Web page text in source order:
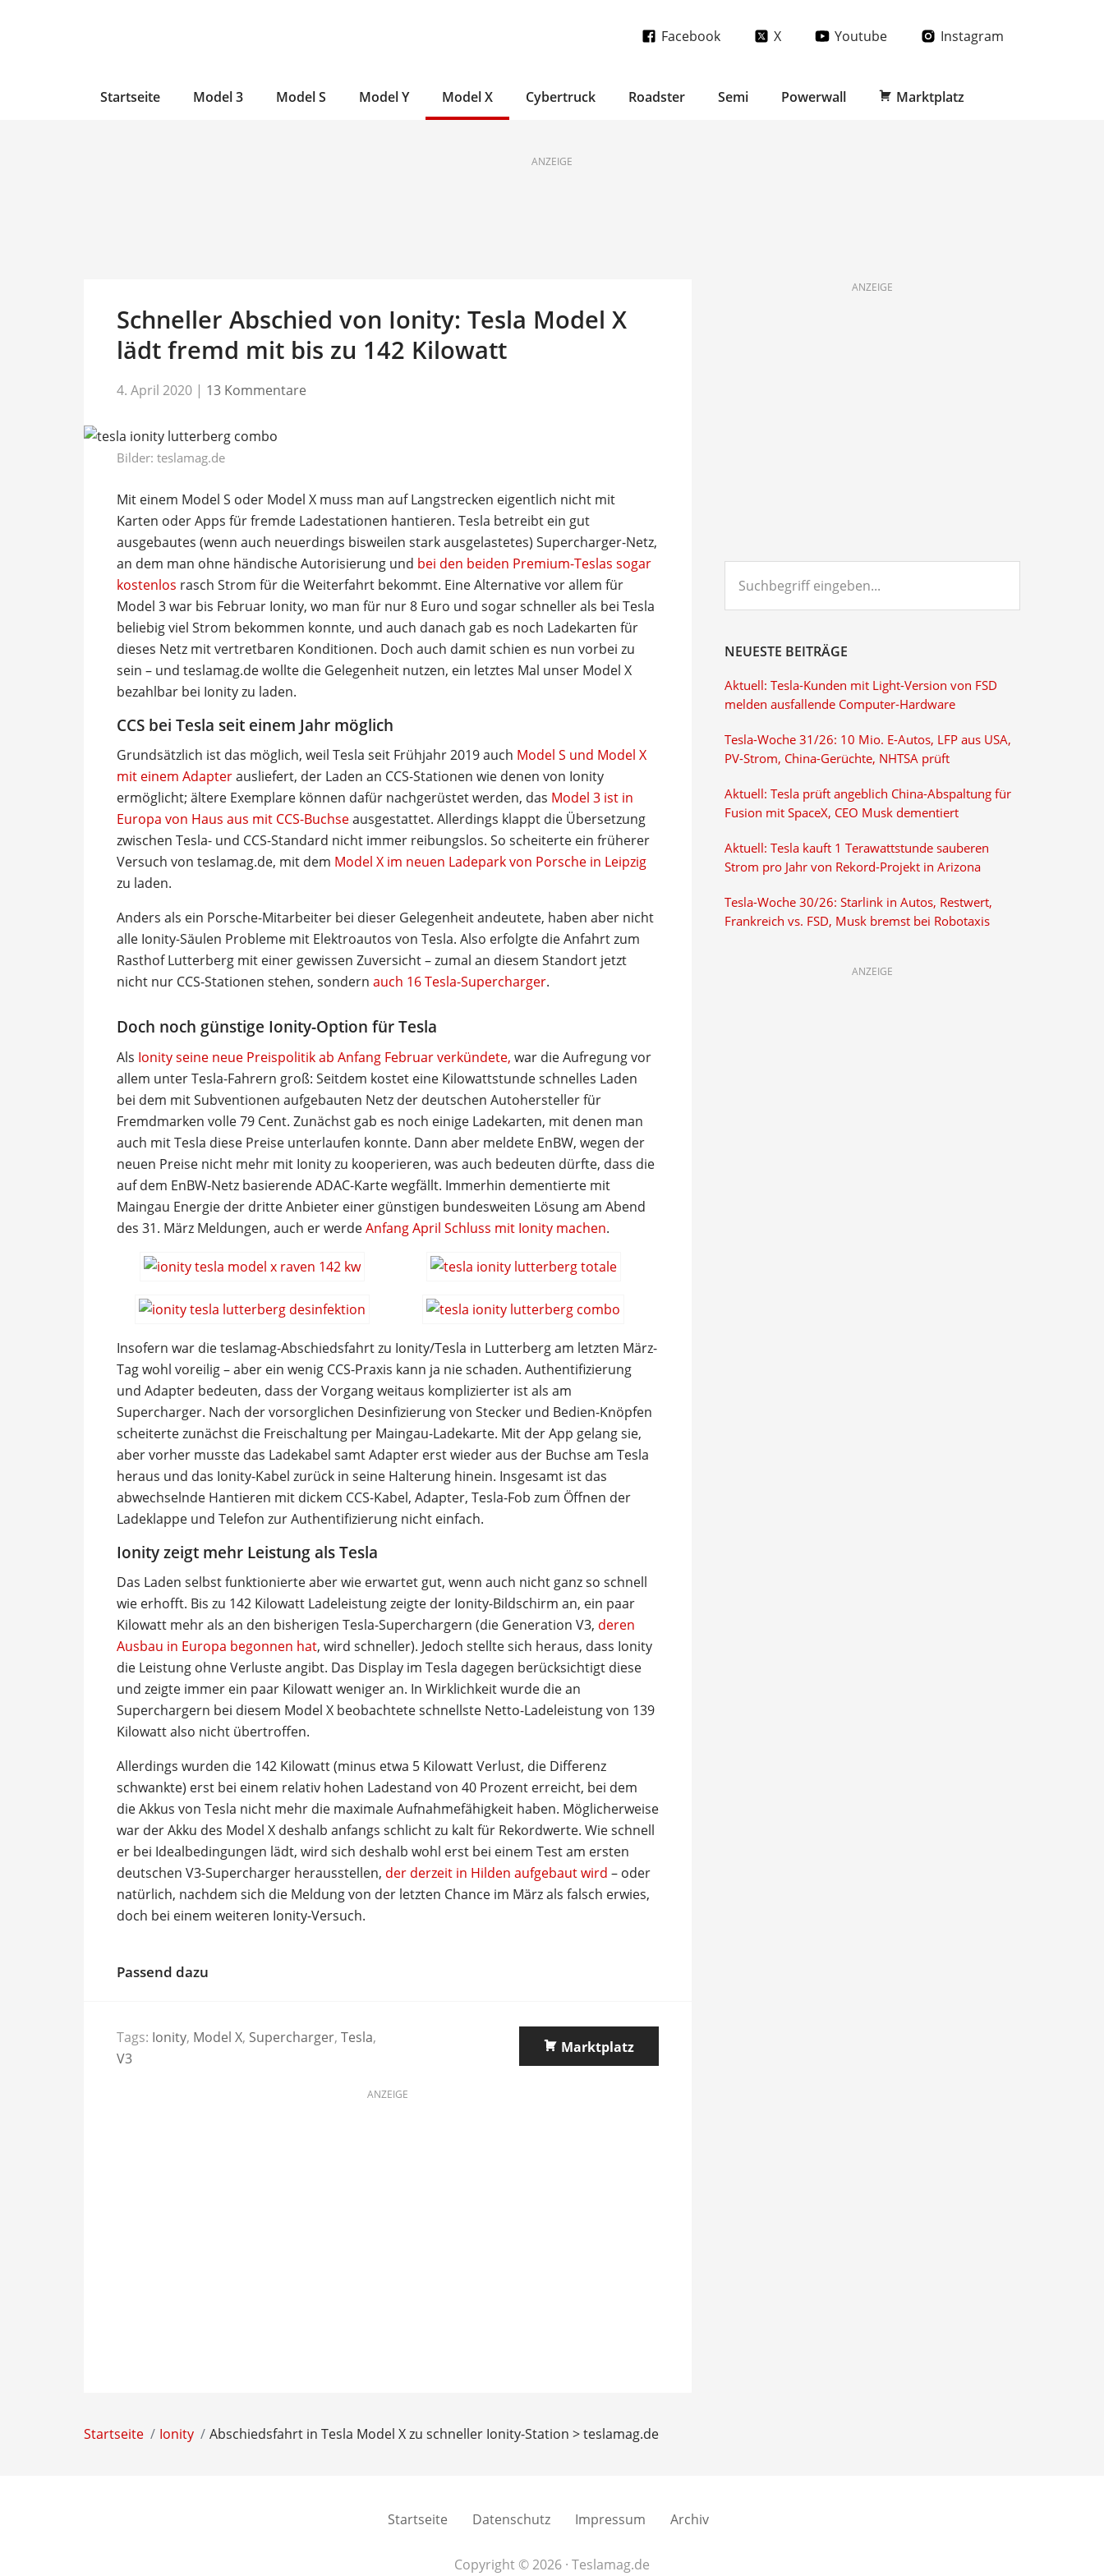
Facebook X Youtube Instagram
Startseite Model 3 Model S Model Y Model X Cybertruck Roadster Semi Powerwall Marktplatz
ANZEIGE
Schneller Abschied von Ionity: Tesla Model X
lädt fremd mit bis zu 142 Kilowatt
4. April 2020 | 13 Kommentare
Bilder: teslamag.de
Mit einem Model S oder Model X muss man auf Langstrecken eigentlich nicht mit
Karten oder Apps für fremde Ladestationen hantieren. Tesla betreibt ein gut
ausgebautes (wenn auch neuerdings bisweilen stark ausgelastetes) Supercharger-Netz,
an dem man ohne händische Autorisierung und bei den beiden Premium-Teslas sogar
kostenlos rasch Strom für die Weiterfahrt bekommt. Eine Alternative vor allem für
Model 3 war bis Februar Ionity, wo man für nur 8 Euro und sogar schneller als bei Tesla
beliebig viel Strom bekommen konnte, und auch danach gab es noch Ladekarten für
dieses Netz mit vertretbaren Konditionen. Doch auch damit schien es nun vorbei zu
sein – und teslamag.de wollte die Gelegenheit nutzen, ein letztes Mal unser Model X
bezahlbar bei Ionity zu laden.
CCS bei Tesla seit einem Jahr möglich
Grundsätzlich ist das möglich, weil Tesla seit Frühjahr 2019 auch Model S und Model X
mit einem Adapterausliefert, der Laden an CCS-Stationen wie denen von Ionity
ermöglicht; ältere Exemplare können dafür nachgerüstet werden, das Model 3 ist in
Europa von Haus aus mit CCS-Buchseausgestattet. Allerdings klappt die Übersetzung
zwischen Tesla- und CCS-Standard nicht immer reibungslos. So scheiterte ein früherer
Versuch von teslamag.de, mit dem Model X im neuen Ladepark von Porsche in Leipzig
zu laden.
Anders als ein Porsche-Mitarbeiter bei dieser Gelegenheit andeutete, haben aber nicht
alle Ionity-Säulen Probleme mit Elektroautos von Tesla. Also erfolgte die Anfahrt zum
Rasthof Lutterberg mit einer gewissen Zuversicht – zumal an diesem Standort jetzt
nicht nur CCS-Stationen stehen, sondern auch 16 Tesla-Supercharger.
Doch noch günstige Ionity-Option für Tesla
Als Ionity seine neue Preispolitik ab Anfang Februar verkündete, war die Aufregung vor
allem unter Tesla-Fahrern groß: Seitdem kostet eine Kilowattstunde schnelles Laden
bei dem mit Subventionen aufgebauten Netz der deutschen Autohersteller für
Fremdmarken volle 79 Cent. Zunächst gab es noch einige Ladekarten, mit denen man
auch mit Tesla diese Preise unterlaufen konnte. Dann aber meldete EnBW, wegen der
neuen Preise nicht mehr mit Ionity zu kooperieren, was auch bedeuten dürfte, dass die
auf dem EnBW-Netz basierende ADAC-Karte wegfällt. Immerhin dementierte mit
Maingau Energie der dritte Anbieter einer günstigen bundesweiten Lösung am Abend
des 31. März Meldungen, auch er werdeAnfang April Schluss mit Ionity machen.
Insofern war die teslamag-Abschiedsfahrt zu Ionity/Tesla in Lutterberg am letzten März-
Tag wohl voreilig – aber ein wenig CCS-Praxis kann ja nie schaden. Authentifizierung
und Adapter bedeuten, dass der Vorgang weitaus komplizierter ist als am
Supercharger. Nach der vorsorglichen Desinfizierung von Stecker und Bedien-Knöpfen
scheiterte zunächst die Freischaltung per Maingau-Ladekarte. Mit der App gelang sie,
aber vorher musste das Ladekabel samt Adapter erst wieder aus der Buchse am Tesla
heraus und das Ionity-Kabel zurück in seine Halterung hinein. Insgesamt ist das
abwechselnde Hantieren mit dickem CCS-Kabel, Adapter, Tesla-Fob zum Öffnen der
Ladeklappe und Telefon zur Authentifizierung nicht einfach.
Ionity zeigt mehr Leistung als Tesla
Das Laden selbst funktionierte aber wie erwartet gut, wenn auch nicht ganz so schnell
wie erhofft. Bis zu 142 Kilowatt Ladeleistung zeigte der Ionity-Bildschirm an, ein paar
Kilowatt mehr als an den bisherigen Tesla-Superchargern (die Generation V3, deren
Ausbau in Europa begonnen hat, wird schneller). Jedoch stellte sich heraus, dass Ionity
die Leistung ohne Verluste angibt. Das Display im Tesla dagegen berücksichtigt diese
und zeigte immer ein paar Kilowatt weniger an. In Wirklichkeit wurde die an
Superchargern bei diesem Model X beobachtete schnellste Netto-Ladeleistung von 139
Kilowatt also nicht übertroffen.
Allerdings wurden die 142 Kilowatt (minus etwa 5 Kilowatt Verlust, die Differenz
schwankte) erst bei einem relativ hohen Ladestand von 40 Prozent erreicht, bei dem
die Akkus von Tesla nicht mehr die maximale Aufnahmefähigkeit haben. Möglicherweise
war der Akku des Model X deshalb anfangs schlicht zu kalt für Rekordwerte. Wie schnell
er bei Idealbedingungen lädt, wird sich deshalb wohl erst bei einem Test am ersten
deutschen V3-Supercharger herausstellen, der derzeit in Hilden aufgebaut wird – oder
natürlich, nachdem sich die Meldung von der letzten Chance im März als falsch erwies,
doch bei einem weiteren Ionity-Versuch.
Passend dazu
Tags: Ionity, Model X, Supercharger, Tesla,
V3
Marktplatz
ANZEIGE
ANZEIGE
eingeben...
NEUESTE BEITRÄGE
Aktuell: Tesla-Kunden mit Light-Version von FSD
melden ausfallende Computer-Hardware
Tesla-Woche 31/26: 10 Mio. E-Autos, LFP aus USA,
PV-Strom, China-Gerüchte, NHTSA prüft
Aktuell: Tesla prüft angeblich China-Abspaltung für
Fusion mit SpaceX, CEO Musk dementiert
Aktuell: Tesla kauft 1 Terawattstunde sauberen
Strom pro Jahr von Rekord-Projekt in Arizona
Tesla-Woche 30/26: Starlink in Autos, Restwert,
Frankreich vs. FSD, Musk bremst bei Robotaxis
ANZEIGE
Startseite Ionity Abschiedsfahrt in Tesla Model X zu schneller Ionity-Station > teslamag.de
Startseite Datenschutz Impressum Archiv
Copyright © 2026 · Teslamag.de